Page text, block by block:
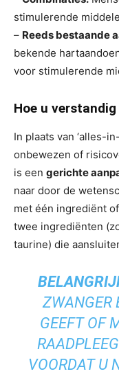
stimulerende
– Reeds bestaande
bekende
voor stimulerende
Hoe u
In plaats van ‘alles-
onbewezen of
is een gerichte
naar door de
met één ingrediënt
twee ingrediënten
taurine) die
ZWANGER
GEEFT OF
VOORDAT U